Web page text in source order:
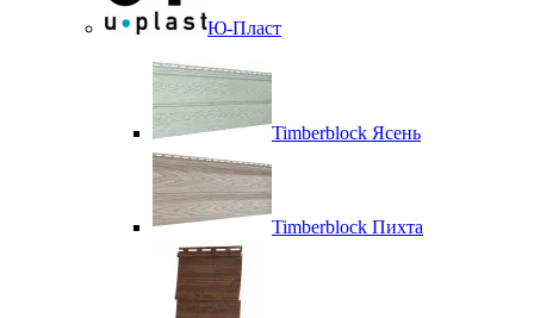
Ю-Пласт
Timberblock Ясень
Timberblock Пихта